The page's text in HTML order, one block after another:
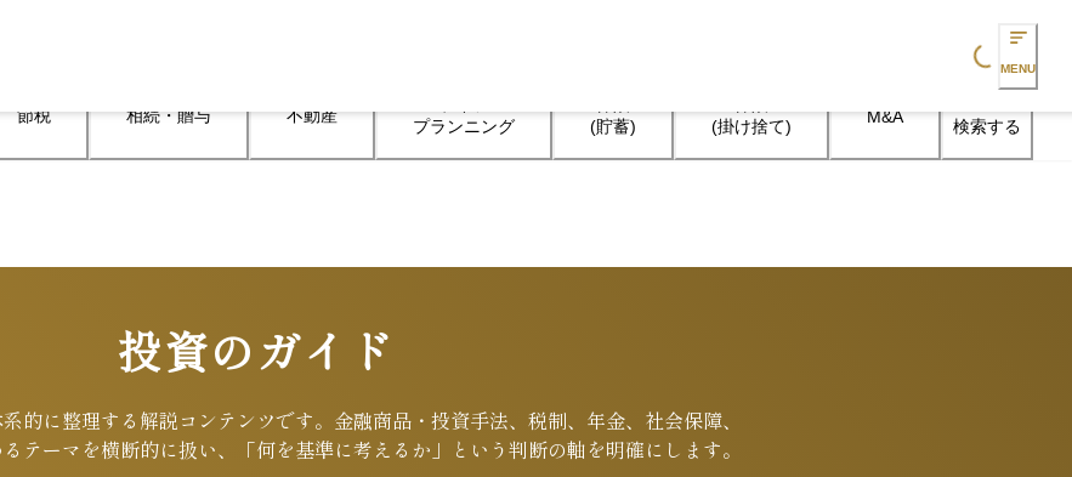
Loading...
MENU
節税 相続・贈与 不動産
プランニング
(貯蓄)
(掛け捨て)
M&A 検索する
投資のガイド
的に整理する解説コンテンツです。金融商品・投資手法、税制、年金、社会保障、
テーマを横断的に扱い、「何を基準に考えるか」という判断の軸を明確にします。